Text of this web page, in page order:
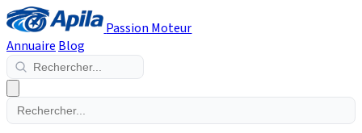
Passion Moteur
Annuaire Blog